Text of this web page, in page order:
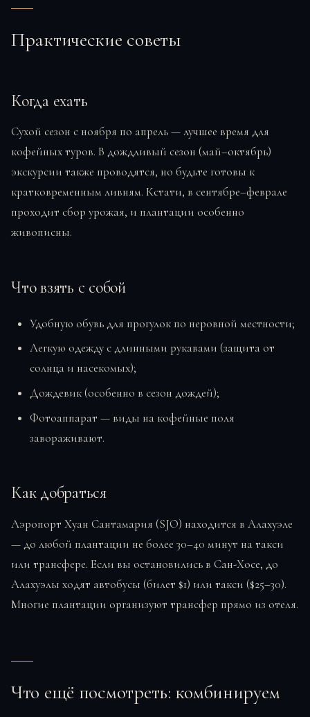
Практические советы
Когда ехать
Сухой сезон с ноября по апрель — лучшее время для
кофейных туров. В дождливый сезон (май–октябрь)
экскурсии также проводятся, но будьте готовы к
кратковременным ливням. Кстати, в сентябре–феврале
проходит сбор урожая, и плантации особенно
живописны.
Что взять с собой
Удобную обувь для прогулок по неровной местности;
Легкую одежду с длинными рукавами (защита от
солнца и насекомых);
Дождевик (особенно в сезон дождей);
Фотоаппарат — виды на кофейные поля
завораживают.
Как добраться
Аэропорт Хуан Сантамария (SJO) находится в Алахуэле
— до любой плантации не более 30–40 минут на такси
или трансфере. Если вы остановились в Сан-Хосе, до
Алахуэлы ходят автобусы (билет $1) или такси ($25–30).
Многие плантации организуют трансфер прямо из отеля.
Что ещё посмотреть: комбинируем